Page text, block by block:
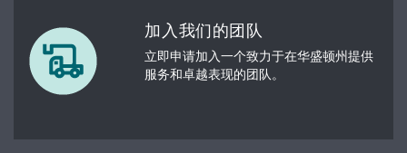
加入我们的团队
立即申请加入一个致力于在华盛顿州提供
服务和卓越表现的团队。